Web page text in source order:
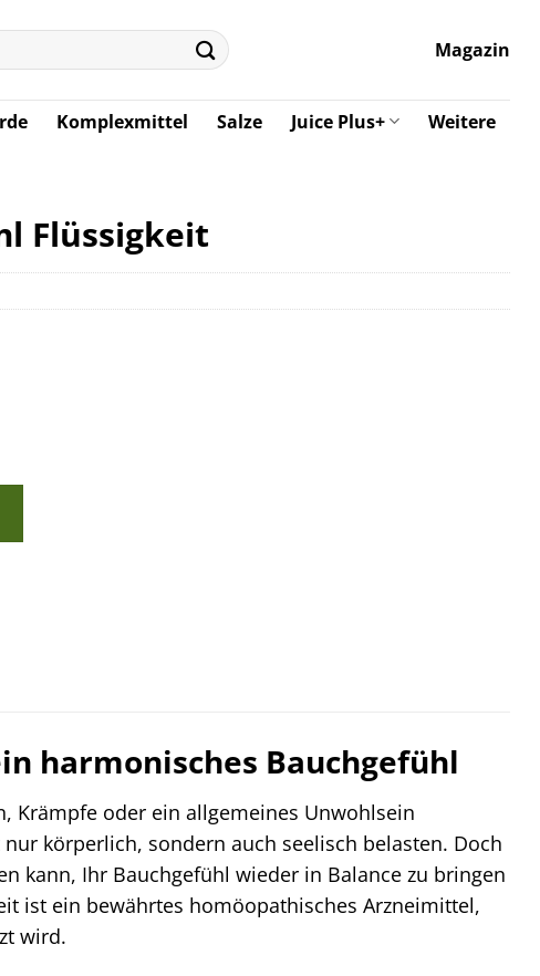
Magazin
Komplexmittel Salze Juice Plus+ Weitere
Flüssigkeit
harmonisches Bauchgefühl
Krämpfe oder ein allgemeines Unwohlsein
körperlich, sondern auch seelisch belasten. Doch
kann, Ihr Bauchgefühl wieder in Balance zu bringen
ist ein bewährtes homöopathisches Arzneimittel,
wird.